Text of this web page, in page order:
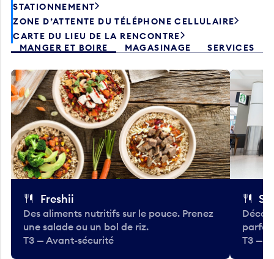
STATIONNEMENT
ZONE D’ATTENTE DU TÉLÉPHONE CELLULAIRE
CARTE DU LIEU DE LA RENCONTRE
MANGER ET BOIRE
MAGASINAGE SERVICES
Freshii
Des aliments nutritifs sur le pouce. Prenez
une salade ou un bol de riz.
T3 — Avant-sécurité
T3 —